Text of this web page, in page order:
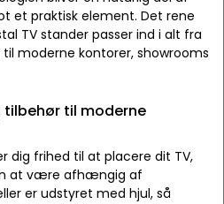
et praktisk element. Det rene
TV stander passer ind i alt fra
til moderne kontorer, showrooms
tilbehør til moderne
dig frihed til at placere dit TV,
at være afhængig af
er udstyret med hjul, så